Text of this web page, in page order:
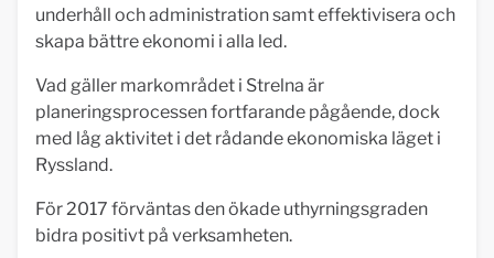
underhåll och administration samt effektivisera och
skapa bättre ekonomi i alla led.
Vad gäller markområdet i Strelna är
planeringsprocessen fortfarande pågående, dock
med låg aktivitet i det rådande ekonomiska läget i
Ryssland.
För 2017 förväntas den ökade uthyrningsgraden
bidra positivt på verksamheten.